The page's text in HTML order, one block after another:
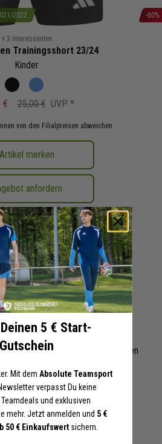
Trainingsshort 23/24
Kinder
SchwarzBlau
+ 3 Interessenten
2022
25,00 € UVP
€
-60%
von den Filialpreisen abweichen
Artikel merken
anfordern
Warenkorb legen
anzeigen
DETAILS
Herstellerinformationen
5 € Start-
Gutschein
Mit dem Absolute Teamsport
verpasst Du keine
und exklusiven
mehr. Jetzt anmelden und 5 €
50 € Einkaufswert sichern.